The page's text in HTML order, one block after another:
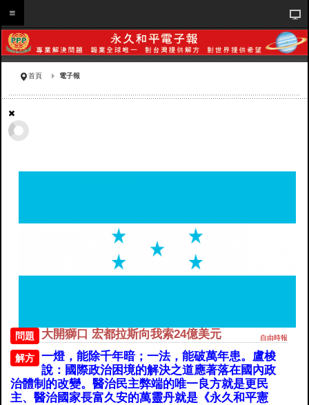
首頁 電子報
問題 大開獅口 宏都拉斯向我索24億美元 自由時報
解方
一燈，能除千年暗；一法，能破萬年患。盧梭
說：國際政治困境的解決之道應著落在國內政
治體制的改變。醫治民主弊端的唯一良方就是更民
主、醫治國家長富久安的萬靈丹就是《永久和平憲